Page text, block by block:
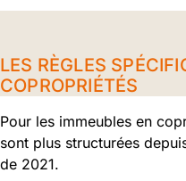
LES RÈGLES
COPROPRIÉTÉS
Pour les immeubles en
sont plus structurées
de 2021.